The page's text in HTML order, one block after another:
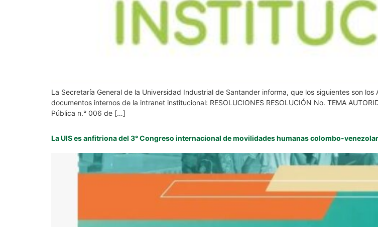
La Secretaría General de la Universidad Industrial de Santander informa, que los siguientes son
documentos internos de la intranet institucional: RESOLUCIONES RESOLUCIÓN No. TEMA
Pública n.° 006 de […]
La UIS es anfitriona del 3° Congreso internacional de movilidades humanas colombo-